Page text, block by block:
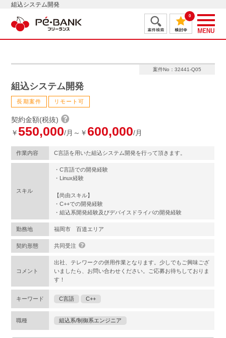
組込システム開発
0
案件No：32441-Q05
組込システム開発
長期案件 リモート可
契約金額(税抜)
￥550,000/月～￥ 600,000/月
作業内容 C言語を用いた組込システム開発を行って頂きます。
スキル
・C言語での開発経験
・Linux経験
【尚由スキル】
・C++での開発経験
・組込系開発経験及びデバイスドライバの開発経験
勤務地 福岡市 百道エリア
契約形態 共同受注
コメント
出社、テレワークの併用作業となります。少しでもご興味ござ
いましたら、お問い合わせください。ご応募お待ちしておりま
す！
キーワード C言語 C++
職種 組込系/制御系エンジニア